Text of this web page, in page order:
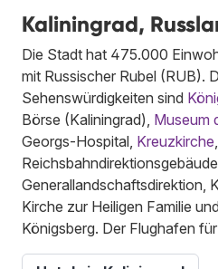
Kaliningrad,
Die Stadt hat 475.000
mit Russischer Rubel (RUB).
Sehenswürdigkeiten sind
Börse (Kaliningrad), Museum
Georgs-Hospital, Kreuzkirche
Generallandschaftsdirektion,
Kirche zur Heiligen Familie
Königsberg. Der Flughafen